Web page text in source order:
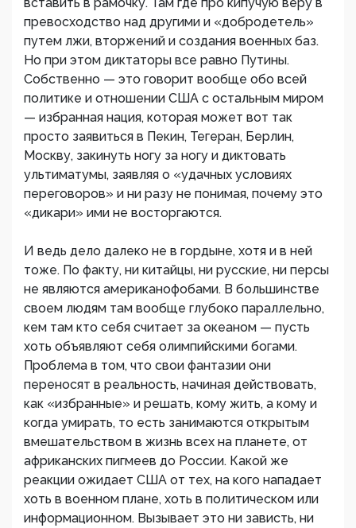
превосходство над другими и «добродетель»
путем лжи, вторжений и создания военных баз.
Но при этом диктаторы все равно Путины.
Собственно — это говорит вообще обо всей
политике и отношении США с остальным миром
— избранная нация, которая может вот так
просто заявиться в Пекин, Тегеран, Берлин,
Москву, закинуть ногу за ногу и диктовать
ультиматумы, заявляя о «удачных условиях
переговоров» и ни разу не понимая, почему это
«дикари» ими не восторгаются.
И ведь дело далеко не в гордыне, хотя и в ней
тоже. По факту, ни китайцы, ни русские, ни персы
не являются американофобами. В большинстве
своем людям там вообще глубоко параллельно,
кем там кто себя считает за океаном — пусть
хоть объявляют себя олимпийскими богами.
Проблема в том, что свои фантазии они
переносят в реальность, начиная действовать,
как «избранные» и решать, кому жить, а кому и
когда умирать, то есть занимаются открытым
вмешательством в жизнь всех на планете, от
африканских пигмеев до России. Какой же
реакции ожидает США от тех, на кого нападает
хоть в военном плане, хоть в политическом или
информационном. Вызывает это ни зависть, ни